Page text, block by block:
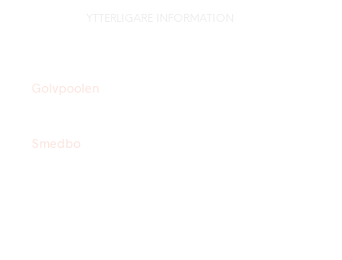
Golvpoolen
Smedbo